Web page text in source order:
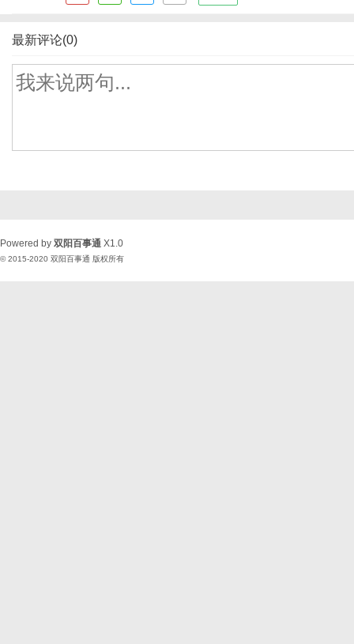
最新评论(0)
Powered by 双阳百事通 X1.0
© 2015-2020 双阳百事通 版权所有